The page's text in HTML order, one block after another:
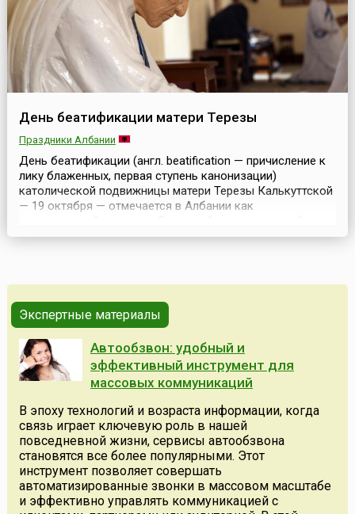
День беатификации матери Терезы
Праздники Албании
День беатификации (англ. beatification — причисление к
лику блаженных, первая ступень канонизации)
католической подвижницы матери Терезы Калькуттской
— 19 октября — отмечается в Албании как
считают ее самой выдающейся представительницей
больница албанской стол...
Экспертные материалы
Автообзвон: удобный и
эффективный инструмент для
массовых коммуникаций
В эпоху технологий и возраста информации, когда
связь играет ключевую роль в нашей
повседневной жизни, сервисы автообзвона
становятся все более популярными. Этот
инструмент позволяет совершать
автоматизированные звонки в массовом масштабе
и эффективно управлять коммуникацией с